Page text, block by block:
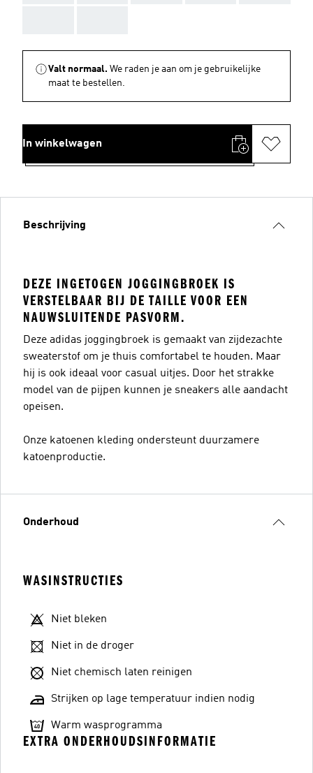
Valt normaal. We raden je aan om je gebruikelijke
maat te bestellen.
In winkelwagen
Beschrijving
DEZE INGETOGEN JOGGINGBROEK IS
VERSTELBAAR BIJ DE TAILLE VOOR EEN
NAUWSLUITENDE PASVORM.
Deze adidas joggingbroek is gemaakt van zijdezachte
sweaterstof om je thuis comfortabel te houden. Maar
hij is ook ideaal voor casual uitjes. Door het strakke
model van de pijpen kunnen je sneakers alle aandacht
opeisen.
Onze katoenen kleding ondersteunt duurzamere
katoenproductie.
Onderhoud
WASINSTRUCTIES
Niet bleken
Niet in de droger
Niet chemisch laten reinigen
Strijken op lage temperatuur indien nodig
Warm wasprogramma
EXTRA ONDERHOUDSINFORMATIE